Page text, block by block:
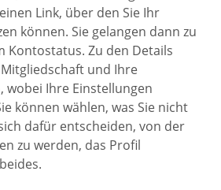
Link, über den Sie Ihr
können. Sie gelangen dann zu
Kontostatus. Zu den Details
und Ihre
wobei Ihre Einstellungen
können wählen, was Sie nicht
dafür entscheiden, von der
zu werden, das Profil